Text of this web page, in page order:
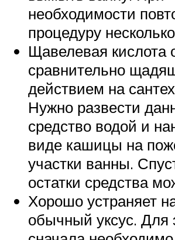
необходимости
процедуру
Щавелевая кислота
сравнительно
действием на
Нужно развести
средство водой и
виде кашицы на
участки ванны.
остатки средства
Хорошо устраняет
обычный уксус. Для